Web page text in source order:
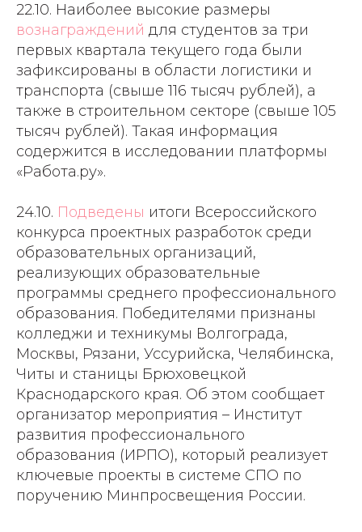
22.10. Наиболее высокие размеры
вознаграждений для студентов за три
первых квартала текущего года были
зафиксированы в области логистики и
транспорта (свыше 116 тысяч рублей), а
также в строительном секторе (свыше 105
тысяч рублей). Такая информация
содержится в исследовании платформы
«Работа.ру».
24.10. Подведены итоги Всероссийского
конкурса проектных разработок среди
образовательных организаций,
реализующих образовательные
программы среднего профессионального
образования. Победителями признаны
колледжи и техникумы Волгограда,
Москвы, Рязани, Уссурийска, Челябинска,
Читы и станицы Брюховецкой
Краснодарского края. Об этом сообщает
организатор мероприятия – Институт
развития профессионального
образования (ИРПО), который реализует
ключевые проекты в системе СПО по
поручению Минпросвещения России.